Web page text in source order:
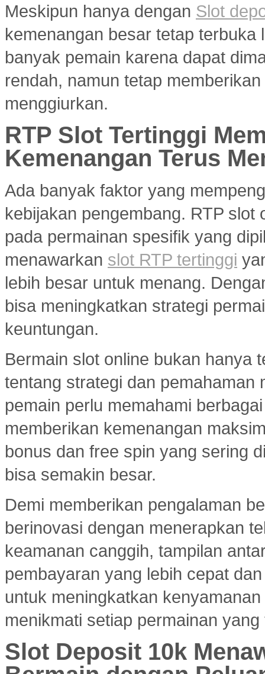
Meskipun hanya dengan Slot
kemenangan besar tetap terbuka
banyak pemain karena dapat
rendah, namun tetap
menggiurkan.
RTP Slot Tertinggi
Kemenangan Terus
Ada banyak faktor yang
kebijakan pengembang. RTP
pada permainan spesifik yang
menawarkan slot RTP tertinggi
lebih besar untuk menang.
bisa meningkatkan strategi
keuntungan.
Bermain slot online bukan hanya
tentang strategi dan
pemain perlu memahami
memberikan kemenangan
bonus dan free spin yang sering
bisa semakin besar.
Demi memberikan pengalaman
berinovasi dengan menerapkan
keamanan canggih, tampilan
pembayaran yang lebih cepat
untuk meningkatkan
menikmati setiap permainan
Slot Deposit 10k